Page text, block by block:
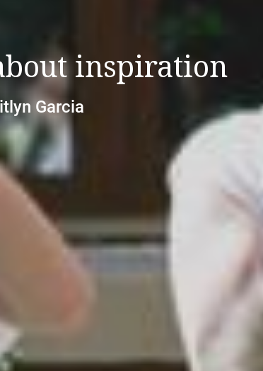
inspiration
Garcia